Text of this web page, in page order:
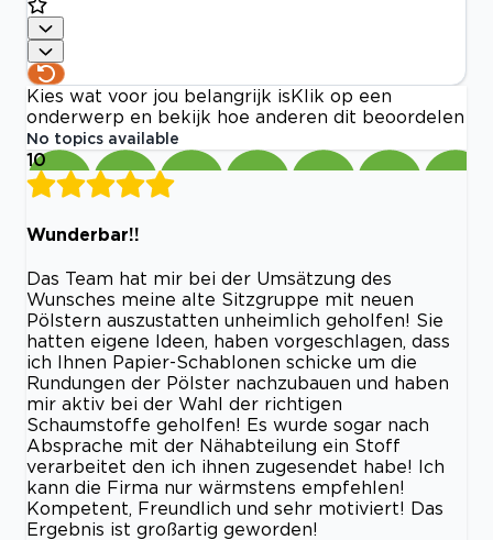
Kies wat voor jou belangrijk is Klik op een
onderwerp en bekijk hoe anderen dit beoordelen
No topics available
10
Wunderbar!!
Das Team hat mir bei der Umsätzung des
Wunsches meine alte Sitzgruppe mit neuen
Pölstern auszustatten unheimlich geholfen! Sie
hatten eigene Ideen, haben vorgeschlagen, dass
ich Ihnen Papier-Schablonen schicke um die
Rundungen der Pölster nachzubauen und haben
mir aktiv bei der Wahl der richtigen
Schaumstoffe geholfen! Es wurde sogar nach
Absprache mit der Nähabteilung ein Stoff
verarbeitet den ich ihnen zugesendet habe! Ich
kann die Firma nur wärmstens empfehlen!
Kompetent, Freundlich und sehr motiviert! Das
Ergebnis ist großartig geworden!